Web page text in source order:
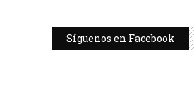
Síguenos en Facebook